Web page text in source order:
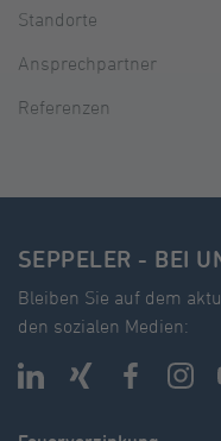
Standorte
Ansprechpartner
Referenzen
SEPPELER - BEI
Bleiben Sie auf dem
den sozialen Medien: